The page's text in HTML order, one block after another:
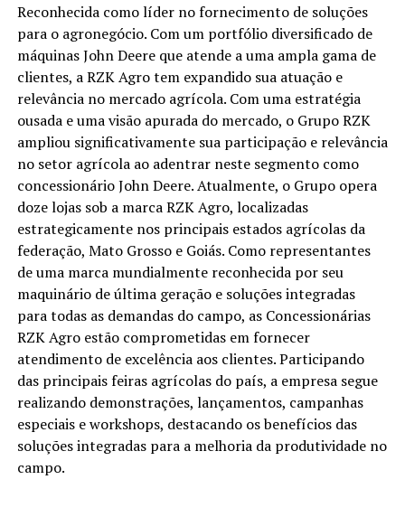
Reconhecida como líder no fornecimento de soluções
para o agronegócio. Com um portfólio diversificado de
máquinas John Deere que atende a uma ampla gama de
clientes, a RZK Agro tem expandido sua atuação e
relevância no mercado agrícola. Com uma estratégia
ousada e uma visão apurada do mercado, o Grupo RZK
ampliou significativamente sua participação e relevância
no setor agrícola ao adentrar neste segmento como
concessionário John Deere. Atualmente, o Grupo opera
doze lojas sob a marca RZK Agro, localizadas
estrategicamente nos principais estados agrícolas da
federação, Mato Grosso e Goiás. Como representantes
de uma marca mundialmente reconhecida por seu
maquinário de última geração e soluções integradas
para todas as demandas do campo, as Concessionárias
RZK Agro estão comprometidas em fornecer
atendimento de excelência aos clientes. Participando
das principais feiras agrícolas do país, a empresa segue
realizando demonstrações, lançamentos, campanhas
especiais e workshops, destacando os benefícios das
soluções integradas para a melhoria da produtividade no
campo.